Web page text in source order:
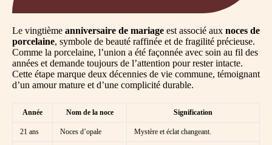
Le vingtième anniversaire de mariage est associé aux noces de
porcelaine, symbole de beauté raffinée et de fragilité précieuse.
Comme la porcelaine, l’union a été façonnée avec soin au fil des
années et demande toujours de l’attention pour rester intacte.
Cette étape marque deux décennies de vie commune, témoignant
d’un amour mature et d’une complicité durable.
Année Nom de la noce Signification
21 ans Noces d’opale Mystère et éclat changeant.